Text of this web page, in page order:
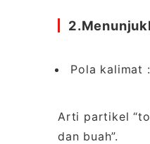
2.
Pola kalimat
Arti partikel
dan buah”.